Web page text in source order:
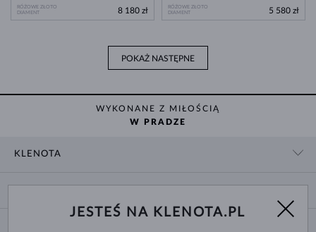
RÓŻOWE ZŁOTO
DIAMENT
8 180 zł
RÓŻOWE ZŁOTO
DIAMENT
5 580 zł
POKAŻ NASTĘPNE
WYKONANE Z MIŁOŚCIĄ
W PRADZE
KLENOTA
DOSTAWA I PŁATNOŚĆJESTEŚ NA KLENOTA.PL